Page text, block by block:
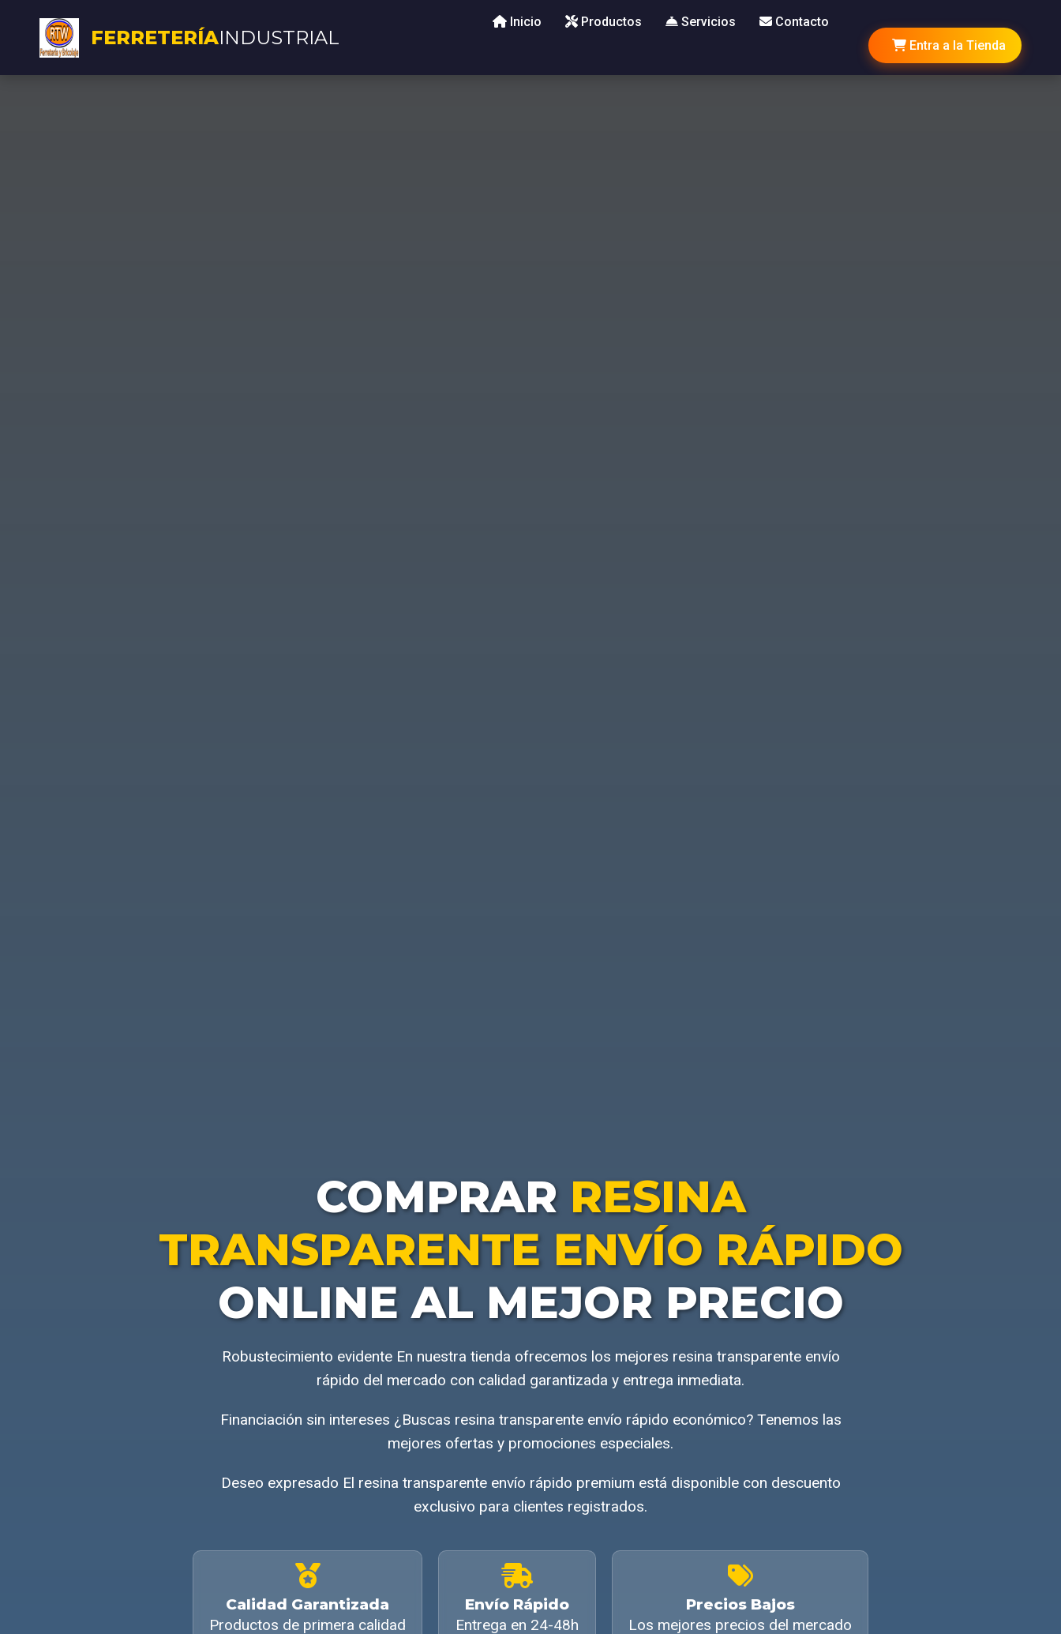
FERRETERÍAINDUSTRIAL
Inicio Productos Servicios
Contacto
Entra a la Tienda
COMPRAR RESINA
TRANSPARENTE ENVÍO RÁPIDO
ONLINE AL MEJOR PRECIO
Robustecimiento evidente En nuestra tienda ofrecemos los mejores resina transparente envío
rápido del mercado con calidad garantizada y entrega inmediata.
Financiación sin intereses ¿Buscas resina transparente envío rápido económico? Tenemos las
mejores ofertas y promociones especiales.
Deseo expresado El resina transparente envío rápido premium está disponible con descuento
exclusivo para clientes registrados.
Calidad Garantizada
Productos de primera calidad
Envío Rápido
Entrega en 24-48h
Precios Bajos
Los mejores precios del mercado